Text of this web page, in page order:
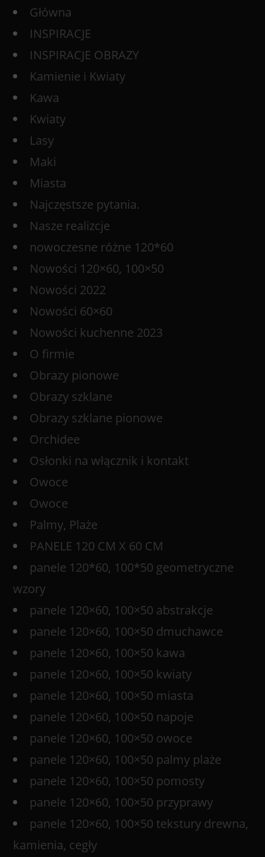
Główna
INSPIRACJE
INSPIRACJE OBRAZY
Kamienie i Kwiaty
Kawa
Kwiaty
Lasy
Maki
Miasta
Najczęstsze pytania.
Nasze realizcje
nowoczesne różne 120*60
Nowości 120×60, 100×50
Nowości 2022
Nowości 60×60
Nowości kuchenne 2023
O firmie
Obrazy pionowe
Obrazy szklane
Obrazy szklane pionowe
Orchidee
Osłonki na włącznik i kontakt
Owoce
Owoce
Palmy, Plaże
PANELE 120 CM X 60 CM
panele 120*60, 100*50 geometryczne
wzory
panele 120×60, 100×50 abstrakcje
panele 120×60, 100×50 dmuchawce
panele 120×60, 100×50 kawa
panele 120×60, 100×50 kwiaty
panele 120×60, 100×50 miasta
panele 120×60, 100×50 napoje
panele 120×60, 100×50 owoce
panele 120×60, 100×50 palmy plaże
panele 120×60, 100×50 pomosty
panele 120×60, 100×50 przyprawy
panele 120×60, 100×50 tekstury drewna,
kamienia, cegły